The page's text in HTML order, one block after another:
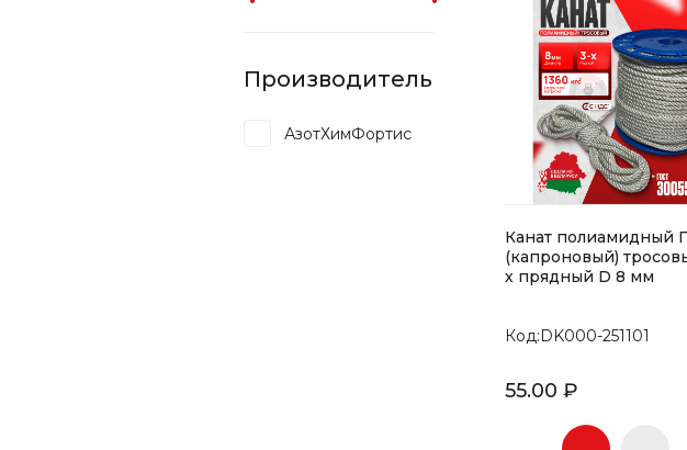
Производитель
АзотХимФортис
Канат полиамидный
(капроновый)
х прядный D 8 мм
Код:DK000-251101
55.00 ₽